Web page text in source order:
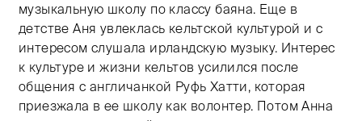
музыкальную школу по классу баяна. Еще в
детстве Аня увлеклась кельтской культурой и с
интересом слушала ирландскую музыку. Интерес
к культуре и жизни кельтов усилился после
общения с англичанкой Руфь Хатти, которая
приезжала в ее школу как волонтер. Потом Анна